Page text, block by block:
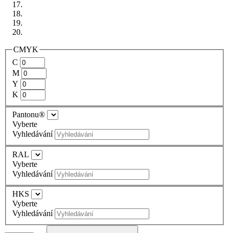
CMYK
C
M
Y
K
Pantonu®
Vyberte
Vyhledávání
RAL
Vyberte
Vyhledávání
HKS
Vyberte
Vyhledávání